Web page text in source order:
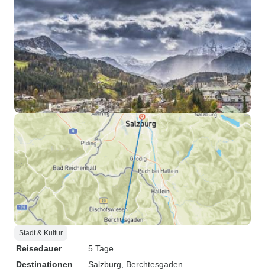
Stadt & Kultur
Reisedauer
5 Tage
Destinationen
Salzburg , Berchtesgaden